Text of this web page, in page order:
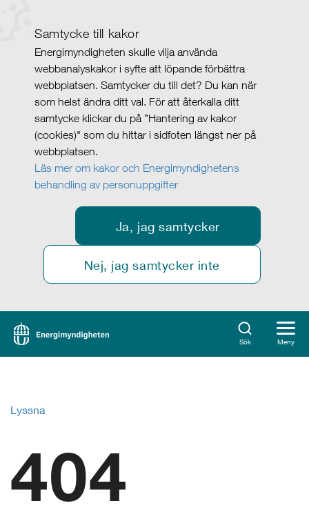
Samtycke till kakor
Energimyndigheten skulle vilja använda
webbanalyskakor i syfte att löpande förbättra
webbplatsen. Samtycker du till det? Du kan när
som helst ändra ditt val. För att återkalla ditt
samtycke klickar du på ”Hantering av kakor
(cookies)" som du hittar i sidfoten längst ner på
webbplatsen.
Läs mer om kakor och Energimyndighetens
behandling av personuppgifter
Ja, jag samtycker
Nej, jag samtycker inte
Sök Meny
Lyssna
404